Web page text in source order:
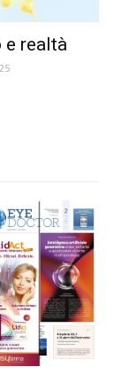
e realtà